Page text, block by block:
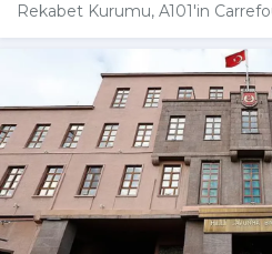
Rekabet Kurumu, A101'in